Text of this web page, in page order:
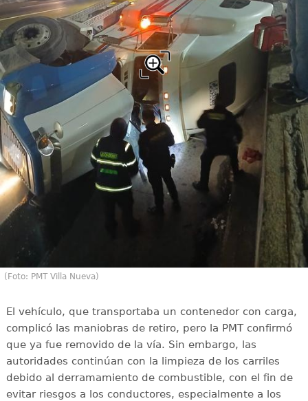
(Foto: PMT Villa Nueva)
El vehículo, que transportaba un contenedor con carga,
complicó las maniobras de retiro, pero la PMT confirmó
que ya fue removido de la vía. Sin embargo, las
autoridades continúan con la limpieza de los carriles
debido al derramamiento de combustible, con el fin de
evitar riesgos a los conductores, especialmente a los